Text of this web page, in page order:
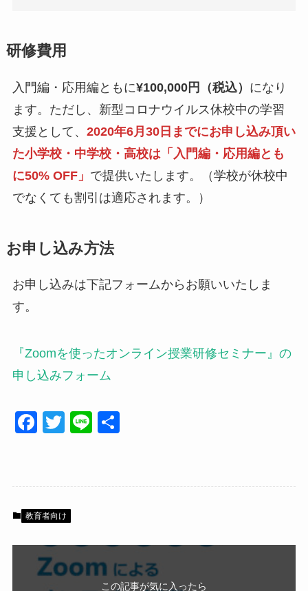
研修費用
入門編・応用編ともに¥100,000円（税込） になり
ます。ただし、新型コロナウイルス休校中の学習
支援として、 2020年6月30日までにお申し込み頂い
た小学校・中学校・高校は「入門編・応用編とも
に50% OFF」 で提供いたします。（学校が休校中
でなくても割引は適応されます。）
お申し込み方法
お申し込みは下記フォームからお願いいたしま
す。
『Zoomを使ったオンライン授業研修セミナー』の
申し込みフォーム
F
e
b
o
k
T
er
Li
教育者向け
この記事が気に入ったら